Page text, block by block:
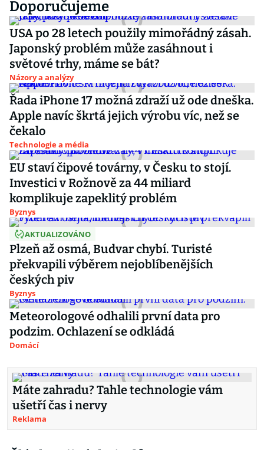
Doporučujeme
USA po 28 letech použily mimořádný zásah.
Japonský problém může zasáhnout i
světové trhy, máme se bát?
Názory a analýzy
Řada iPhone 17 možná zdraží už ode dneška.
Apple navíc škrtá jejich výrobu víc, než se
čekalo
Technologie a média
EU staví čipové továrny, v Česku to stojí.
Investici v Rožnově za 44 miliard
komplikuje zapeklitý problém
Byznys
AKTUALIZOVÁNO
Plzeň až osmá, Budvar chybí. Turisté
překvapili výběrem nejoblíbenějších
českých piv
Byznys
Meteorologové odhalili první data pro
podzim. Ochlazení se odkládá
Domácí
Máte zahradu? Tahle technologie vám
ušetří čas i nervy
Reklama